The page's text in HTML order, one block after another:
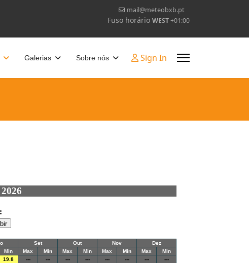
mail@meteobxb.pt
Fuso horário WEST+01:00
Galerias Sobre nós Sign In